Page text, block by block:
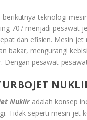
berikutnya teknologi
707 menjadi pesawat
dan efisien. Mesin
bakar, mengurangi
Dengan pesawat-
Nukliradalah konsep
Tidak seperti mesin jet